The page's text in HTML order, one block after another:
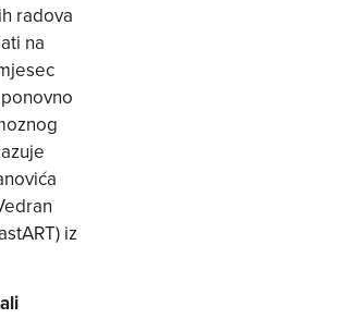
radova
na
iz